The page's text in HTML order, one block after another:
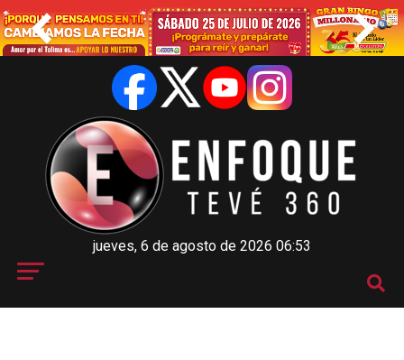
jueves, 6 de agosto de 2026 06:53